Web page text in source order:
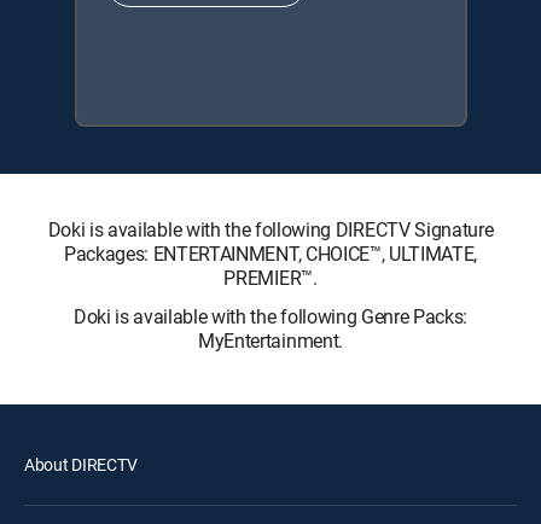
Doki is available with the following DIRECTV Signature
Packages: ENTERTAINMENT, CHOICE™, ULTIMATE,
PREMIER™.
Doki is available with the following Genre Packs:
MyEntertainment.
About DIRECTV